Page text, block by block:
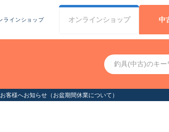
ラインショップ オンラインショップ 中
お客様へお知らせ（お盆期間休業について）